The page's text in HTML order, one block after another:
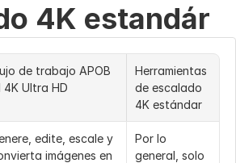
4K estandár
de trabajo APOB
4K Ultra HD
Herramientas
de escalado
4K estándar
edite, escale y
imágenes en
Por lo
general, solo